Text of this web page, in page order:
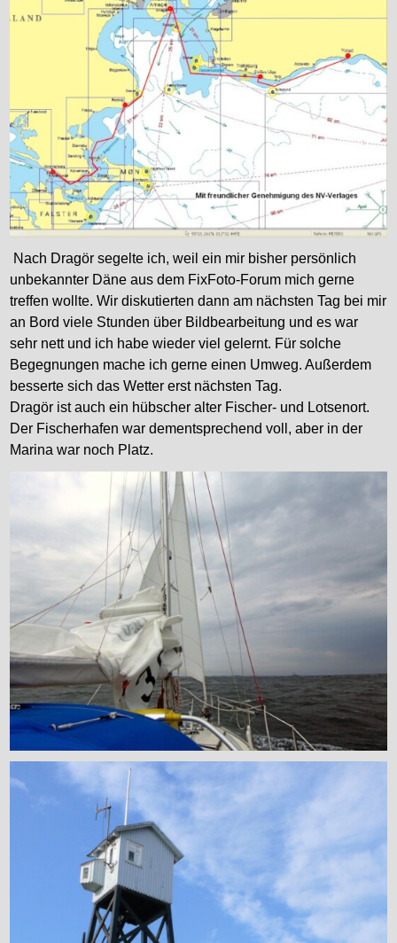
Nach Dragör segelte ich, weil ein mir bisher persönlich
unbekannter Däne aus dem FixFoto-Forum mich gerne
treffen wollte. Wir diskutierten dann am nächsten Tag bei mir
an Bord viele Stunden über Bildbearbeitung und es war
sehr nett und ich habe wieder viel gelernt. Für solche
Begegnungen mache ich gerne einen Umweg. Außerdem
besserte sich das Wetter erst nächsten Tag.
Dragör ist auch ein hübscher alter Fischer- und Lotsenort.
Der Fischerhafen war dementsprechend voll, aber in der
Marina war noch Platz.
Im süclichen Öresund war es sehr windig